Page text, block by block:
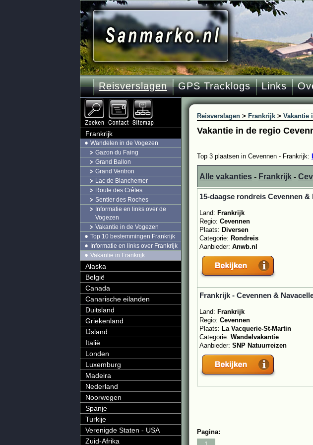
Reisverslagen GPS Tracklogs Links
Reisverslagen > Frankrijk > Vakantie
Vakantie in de regio
Top 3 plaatsen in Cevennen - Frankrijk:
Alle vakanties - Frankrijk -
15-daagse rondreis Cevennen
Land: Frankrijk
Regio: Cevennen
Plaats: Diversen
Categorie: Rondreis
Aanbieder: Anwb.nl
Frankrijk - Cevennen &
Land: Frankrijk
Regio: Cevennen
Plaats: La Vacquerie-St-Martin
Categorie: Wandelvakantie
Aanbieder: SNP Natuurreizen
Pagina:
Frankrijk
Wandelen in de Vogezen
Gazon du Faing
Grand Ballon
Grand Ventron
Lac de Blanchemer
Route des Crêtes
Sentier des Roches
Informatie en links over de
Vogezen
Vakantie in de Vogezen
Top 10 bestemmingen Frankrijk
Informatie en links over Frankrijk
Vakantie in Frankrijk
Alaska
België
Canada
Canarische eilanden
Duitsland
Griekenland
IJsland
Italië
Londen
Luxemburg
Madeira
Nederland
Noorwegen
Spanje
Turkije
Verenigde Staten - USA
Zuid-Afrika